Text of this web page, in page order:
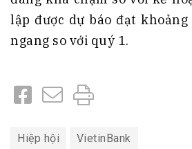
lập được dự báo đạt
ngang so với quý 1.
Hiệp hội VietinBank